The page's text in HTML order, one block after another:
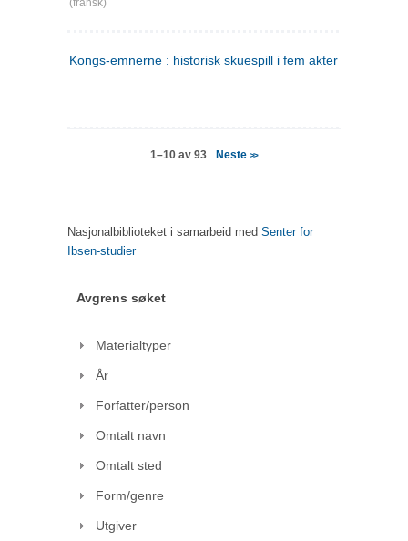
(fransk)
Kongs-emnerne : historisk skuespill i fem akter
1–10 av 93 Neste>>
Nasjonalbiblioteket i samarbeid med Senter for
Ibsen-studier
Avgrens søket
Materialtyper
År
Forfatter/person
Omtalt navn
Omtalt sted
Form/genre
Utgiver